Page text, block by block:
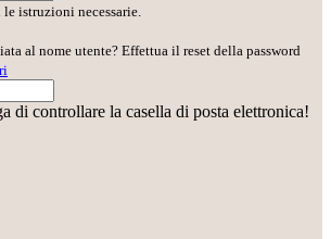
istruzioni necessarie.
al nome utente? Effettua il reset della password
di controllare la casella di posta elettronica!